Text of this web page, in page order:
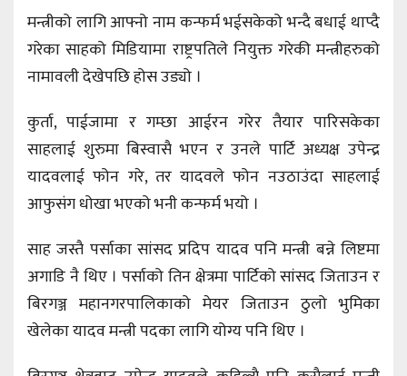
मन्त्रीको लागि आफ्नो नाम कन्फर्म भईसकेको भन्दै बधाई थाप्दै
गरेका साहको मिडियामा राष्ट्रपतिले नियुक्त गरेकी मन्त्रीहरुको
नामावली देखेपछि होस उड्यो ।
कुर्ता, पाईजामा र गम्छा आईरन गरेर तैयार पारिसकेका
साहलाई शुरुमा बिस्वासै भएन र उनले पार्टि अध्यक्ष उपेन्द्र
यादवलाई फोन गरे, तर यादवले फोन नउठाउंदा साहलाई
आफुसंग धोखा भएको भनी कन्फर्म भयो ।
साह जस्तै पर्साका सांसद प्रदिप यादव पनि मन्त्री बन्ने लिष्टमा
अगाडि नै थिए । पर्साको तिन क्षेत्रमा पार्टिको सांसद जिताउन र
बिरगञ्ज महानगरपालिकाको मेयर जिताउन ठुलो भुमिका
खेलेका यादव मन्त्री पदका लागि योग्य पनि थिए ।